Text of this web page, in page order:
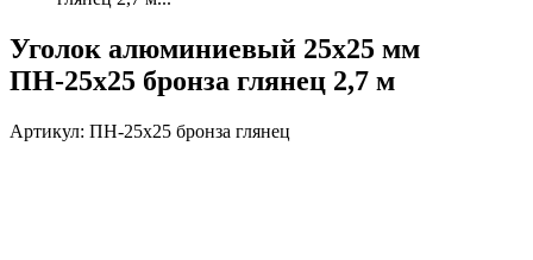
Уголок алюминиевый 25х25 мм
ПН-25х25 бронза глянец 2,7 м
Артикул: ПН-25х25 бронза глянец